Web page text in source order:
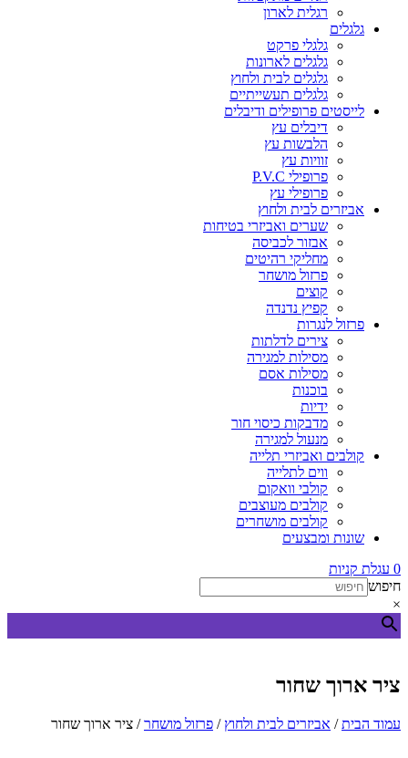
רגלית לארון
גלגלים
גלגלי פרקט
גלגלים לארונות
גלגלים לבית ולחוץ
גלגלים תעשייתיים
לייסטים פרופילים ודיבלים
דיבלים עץ
הלבשות עץ
זוויות עץ
פרופילי P.V.C
פרופילי עץ
אביזרים לבית ולחוץ
שערים ואביזרי בטיחות
אבזור לכביסה
מחליקי רהיטים
פרזול מושחר
קוצים
קפיץ נדנדה
פרזול לנגרות
צירים לדלתות
מסילות למגירה
מסילות אסם
בוכנות
ידיות
מדבקות כיסוי חור
מנעול למגירה
קולבים ואביזרי תלייה
ווים לתלייה
קולבי וואקום
קולבים מעוצבים
קולבים מושחרים
שונות ומבצעים
0 עגלת קניות
חיפוש
×
ציר ארוך שחור
עמוד הבית/ אביזרים לבית ולחוץ / פרזול מושחר/ ציר ארוך שחור